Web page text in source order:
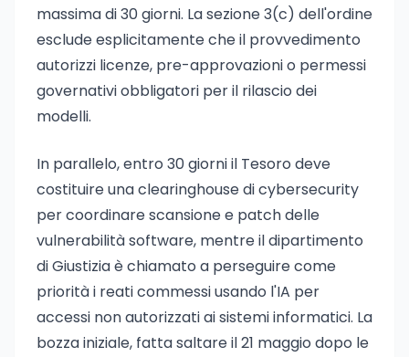
massima di 30 giorni. La sezione 3(c) dell'ordine
esclude esplicitamente che il provvedimento
autorizzi licenze, pre-approvazioni o permessi
governativi obbligatori per il rilascio dei
modelli.
In parallelo, entro 30 giorni il Tesoro deve
costituire una clearinghouse di cybersecurity
per coordinare scansione e patch delle
vulnerabilità software, mentre il dipartimento
di Giustizia è chiamato a perseguire come
priorità i reati commessi usando l'IA per
accessi non autorizzati ai sistemi informatici. La
bozza iniziale, fatta saltare il 21 maggio dopo le